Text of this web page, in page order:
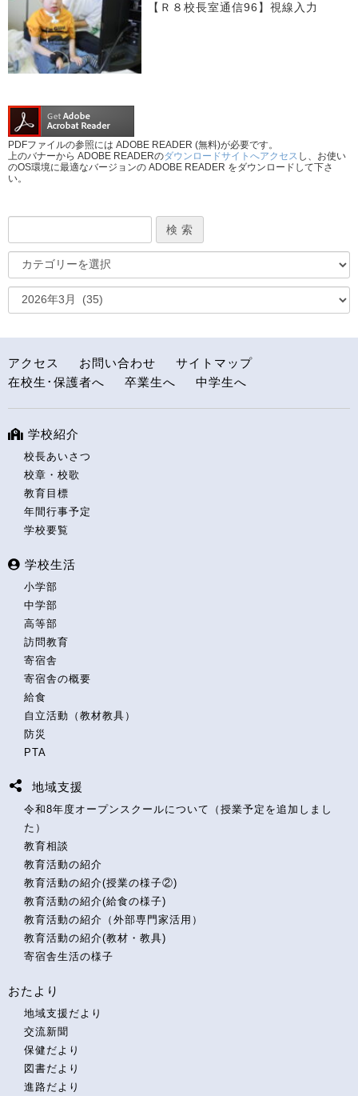
【Ｒ８校長室通信96】視線入力
PDFファイルの参照には ADOBE READER (無料)が必要です。
上のバナーから ADOBE READERのダウンロードサイトへアクセス し、お使い
のOS環境に最適なバージョンの ADOBE READER をダウンロードして下さ
い。
アクセス お問い合わせ
サイトマップ
在校生･保護者へ
卒業生へ 中学生へ
学校紹介
校長あいさつ
校章・校歌
教育目標
年間行事予定
学校要覧
学校生活
小学部
中学部
高等部
訪問教育
寄宿舎
寄宿舎の概要
給食
自立活動（教材教具）
防災
PTA
地域支援
令和8年度オープンスクールについて（授業予定を追加しまし
た）
教育相談
教育活動の紹介
教育活動の紹介(授業の様子②)
教育活動の紹介(給食の様子)
教育活動の紹介（外部専門家活用）
教育活動の紹介(教材・教具)
寄宿舎生活の様子
おたより
地域支援だより
交流新聞
保健だより
図書だより
進路だより